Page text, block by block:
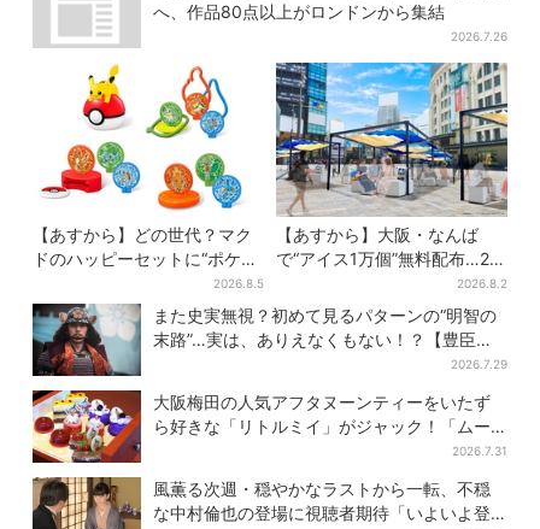
へ、作品80点以上がロンドンから集結
2026.7.26
【あすから】どの世代？マク
ドのハッピーセットに“ポケモ
ンおもちゃ”、歴代30匹に「懐
かしい」と喜びの声
2026.8.5
【あすから】大阪・なんば
で“アイス1万個”無料配布…2日
間限定で、ロッテの人気商品
もらえる
2026.8.2
また史実無視？初めて見るパターンの“明智の
末路”…実は、ありえなくもない！？【豊臣兄
2026.7.29
大阪梅田の人気アフタヌーンティーをいたず
ら好きな「リトルミイ」がジャック！「ムー
2026.7.31
風薫る次週・穏やかなラストから一転、不穏
な中村倫也の登場に視聴者期待「いよいよ登